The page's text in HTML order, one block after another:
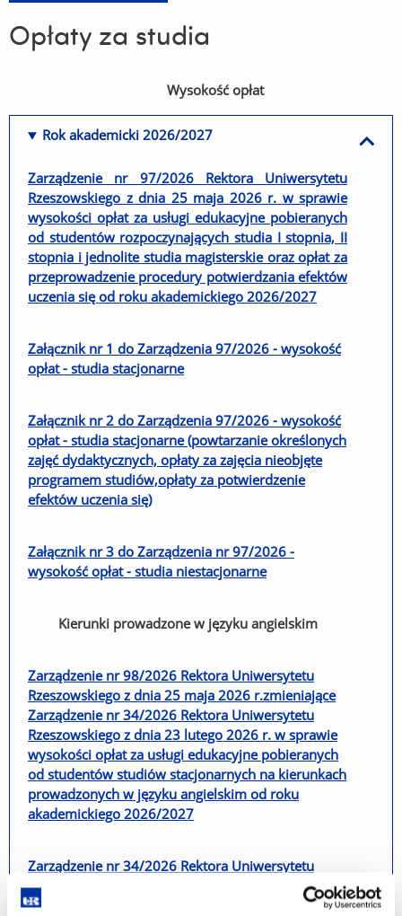
Opłaty za studia
Wysokość opłat
Rok akademicki 2026/2027
Zarządzenie nr 97/2026 Rektora Uniwersytetu
Rzeszowskiego z dnia 25 maja 2026 r. w sprawie
wysokości opłat za usługi edukacyjne pobieranych
od studentów rozpoczynających studia I stopnia, II
stopnia i jednolite studia magisterskie oraz opłat za
przeprowadzenie procedury potwierdzania efektów
uczenia się od roku akademickiego 2026/2027
Załącznik nr 1 do Zarządzenia 97/2026 - wysokość
opłat - studia stacjonarne
Załącznik nr 2 do Zarządzenia 97/2026 - wysokość
opłat - studia stacjonarne (powtarzanie określonych
zajęć dydaktycznych, opłaty za zajęcia nieobjęte
programem studiów,opłaty za potwierdzenie
efektów uczenia się)
Załącznik nr 3 do Zarządzenia nr 97/2026 -
wysokość opłat - studia niestacjonarne
Kierunki prowadzone w języku angielskim
Zarządzenie nr 98/2026 Rektora Uniwersytetu
Rzeszowskiego z dnia 25 maja 2026 r.zmieniające
Zarządzenie nr 34/2026 Rektora Uniwersytetu
Rzeszowskiego z dnia 23 lutego 2026 r. w sprawie
wysokości opłat za usługi edukacyjne pobieranych
od studentów studiów stacjonarnych na kierunkach
prowadzonych w języku angielskim od roku
akademickiego 2026/2027
Zarządzenie nr 34/2026 Rektora Uniwersytetu
Rzeszowskiego z dnia 23 lutego 2026 r. w sprawie
wysokości opłat za usługi edukacyjne pobieranych